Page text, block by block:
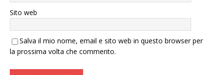
Sito web
Salva il mio nome, email e sito web in questo browser per
la prossima volta che commento.